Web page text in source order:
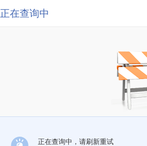
正在查询中
正在查询中，请刷新重试